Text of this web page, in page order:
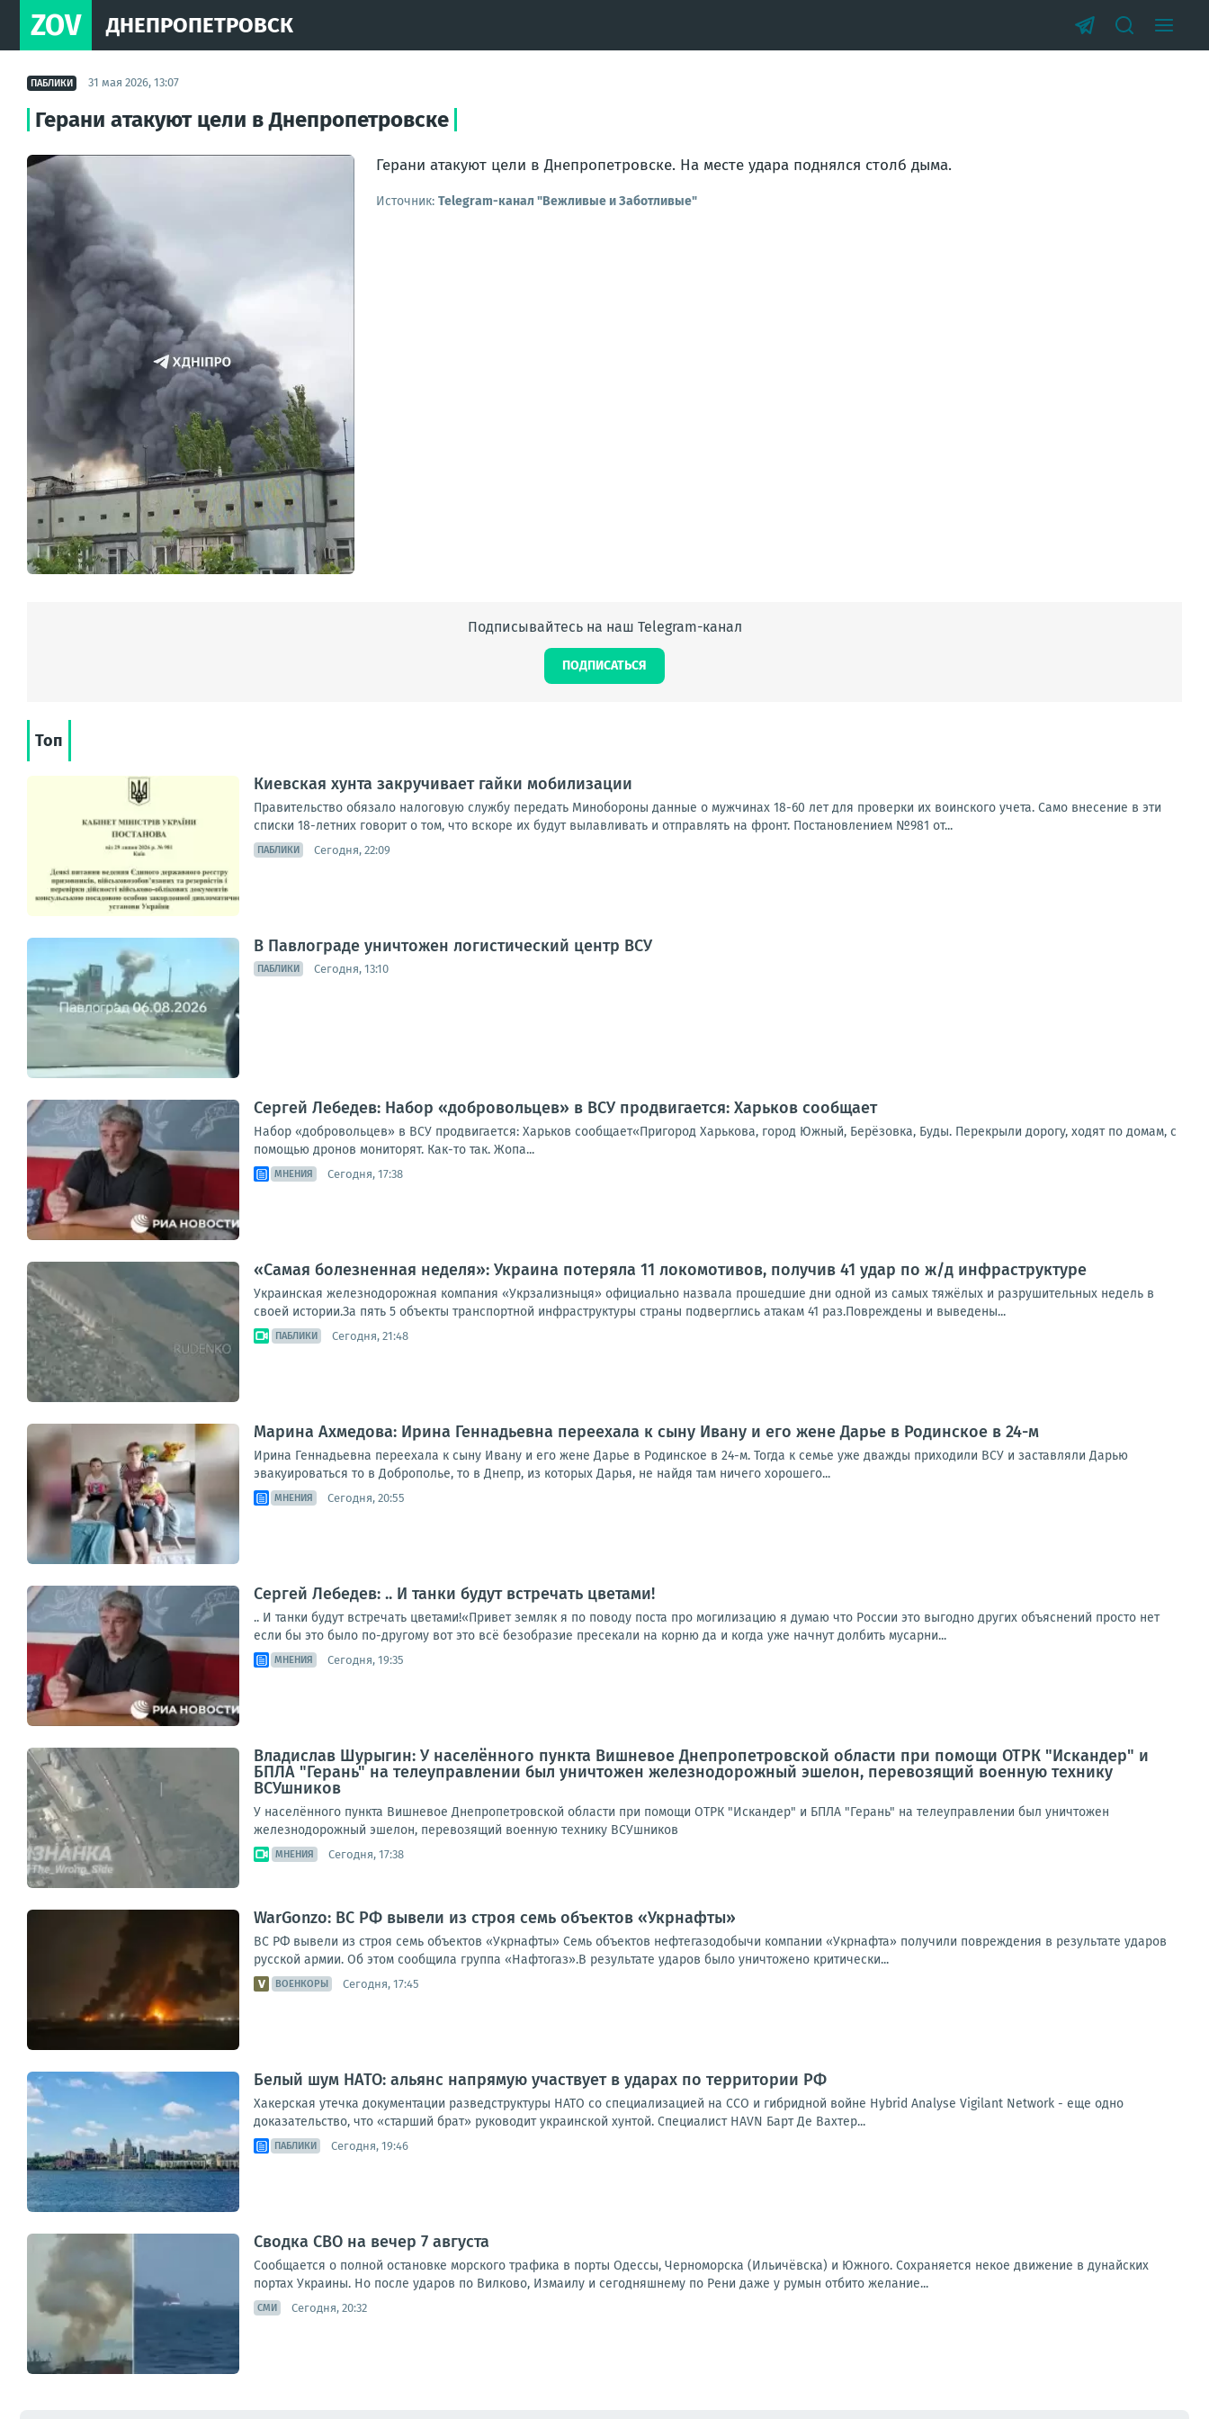
ZOV ДНЕПРОПЕТРОВСК
ПАБЛИКИ 31 мая 2026, 13:07
Герани атакуют цели в Днепропетровске
Герани атакуют цели в Днепропетровске. На месте удара поднялся столб дыма.
Источник: Telegram-канал "Вежливые и Заботливые"
Подписывайтесь на наш Telegram-канал
ПОДПИСАТЬСЯ
Топ
Киевская хунта закручивает гайки мобилизации
Правительство обязало налоговую службу передать Минобороны данные о мужчинах 18-60 лет для проверки их воинского учета. Само внесение в эти
списки 18-летних говорит о том, что вскоре их будут вылавливать и отправлять на фронт. Постановлением №981 от...
ПАБЛИКИ Сегодня, 22:09
В Павлограде уничтожен логистический центр ВСУ
ПАБЛИКИ Сегодня, 13:10
Сергей Лебедев: Набор «добровольцев» в ВСУ продвигается: Харьков сообщает
Набор «добровольцев» в ВСУ продвигается: Харьков сообщает«Пригород Харькова, город Южный, Берёзовка, Буды. Перекрыли дорогу, ходят по домам, с
помощью дронов мониторят. Как-то так. Жопа...
МНЕНИЯ Сегодня, 17:38
«Самая болезненная неделя»: Украина потеряла 11 локомотивов, получив 41 удар по ж/д инфраструктуре
Украинская железнодорожная компания «Укрзализныця» официально назвала прошедшие дни одной из самых тяжёлых и разрушительных недель в
своей истории.За пять 5 объекты транспортной инфраструктуры страны подверглись атакам 41 раз.Повреждены и выведены...
ПАБЛИКИ Сегодня, 21:48
Марина Ахмедова: Ирина Геннадьевна переехала к сыну Ивану и его жене Дарье в Родинское в 24-м
Ирина Геннадьевна переехала к сыну Ивану и его жене Дарье в Родинское в 24-м. Тогда к семье уже дважды приходили ВСУ и заставляли Дарью
эвакуироваться то в Доброполье, то в Днепр, из которых Дарья, не найдя там ничего хорошего...
МНЕНИЯ Сегодня, 20:55
Сергей Лебедев: .. И танки будут встречать цветами!
.. И танки будут встречать цветами!«Привет земляк я по поводу поста про могилизацию я думаю что России это выгодно других объяснений просто нет
если бы это было по-другому вот это всё безобразие пресекали на корню да и когда уже начнут долбить мусарни...
МНЕНИЯ Сегодня, 19:35
Владислав Шурыгин: У населённого пункта Вишневое Днепропетровской области при помощи ОТРК "Искандер" и
БПЛА "Герань" на телеуправлении был уничтожен железнодорожный эшелон, перевозящий военную технику
ВСУшников
У населённого пункта Вишневое Днепропетровской области при помощи ОТРК "Искандер" и БПЛА "Герань" на телеуправлении был уничтожен
железнодорожный эшелон, перевозящий военную технику ВСУшников
МНЕНИЯ Сегодня, 17:38
WarGonzo: ВС РФ вывели из строя семь объектов «Укрнафты»
ВС РФ вывели из строя семь объектов «Укрнафты» Семь объектов нефтегазодобычи компании «Укрнафта» получили повреждения в результате ударов
русской армии. Об этом сообщила группа «Нафтогаз».В результате ударов было уничтожено критически...
ВОЕНКОРЫ Сегодня, 17:45
Белый шум НАТО: альянс напрямую участвует в ударах по территории РФ
Хакерская утечка документации разведструктуры НАТО со специализацией на ССО и гибридной войне Hybrid Analyse Vigilant Network - еще одно
доказательство, что «старший брат» руководит украинской хунтой. Специалист HAVN Барт Де Вахтер...
ПАБЛИКИ Сегодня, 19:46
Сводка СВО на вечер 7 августа
Сообщается о полной остановке морского трафика в порты Одессы, Черноморска (Ильичёвска) и Южного. Сохраняется некое движение в дунайских
портах Украины. Но после ударов по Вилково, Измаилу и сегодняшнему по Рени даже у румын отбито желание...
СМИ Сегодня, 20:32